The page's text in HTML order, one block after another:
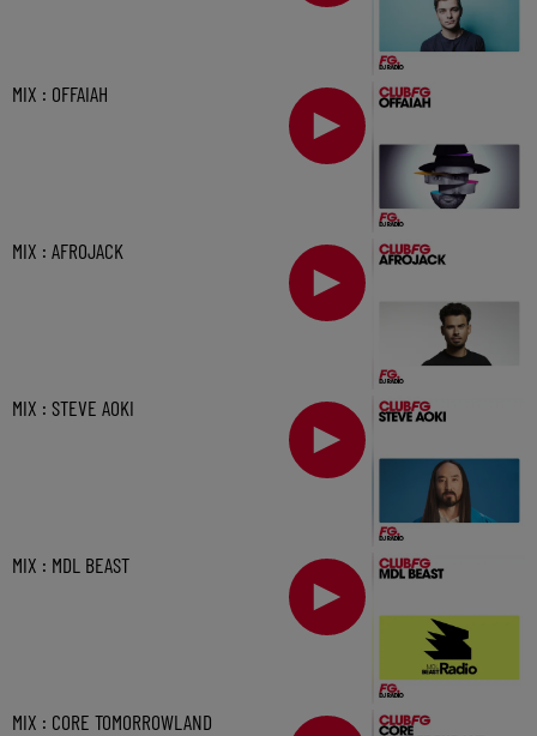
MIX : OFFAIAH
MIX : AFROJACK
MIX : STEVE AOKI
MIX : MDL BEAST
MIX : CORE TOMORROWLAND